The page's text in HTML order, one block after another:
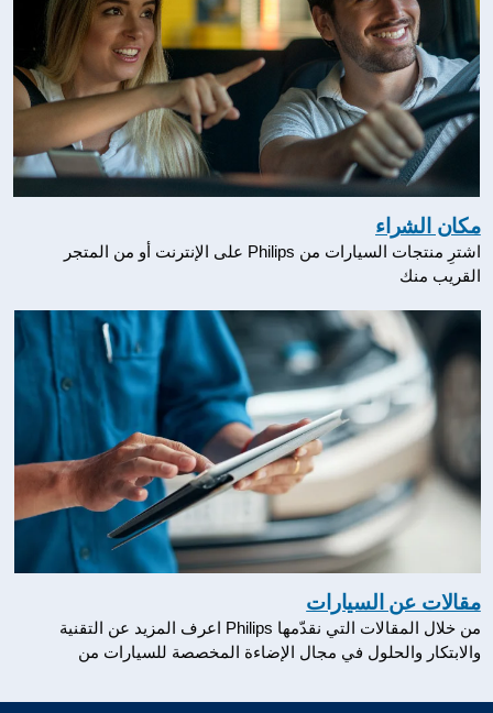
مكان الشراء
اشترِ منتجات السيارات من Philips على الإنترنت أو من المتجر
القريب منك
مقالات عن السيارات
من خلال المقالات التي نقدّمها Philips اعرف المزيد عن التقنية
والابتكار والحلول في مجال الإضاءة المخصصة للسيارات من